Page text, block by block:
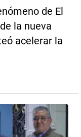
de El
la nueva
acelerar la